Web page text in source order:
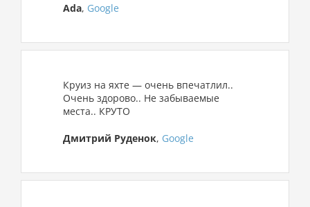
Ada, Google
Круиз на яхте — очень впечатлил..
Очень здорово.. Не забываемые
места.. КРУТО
Дмитрий Руденок, Google